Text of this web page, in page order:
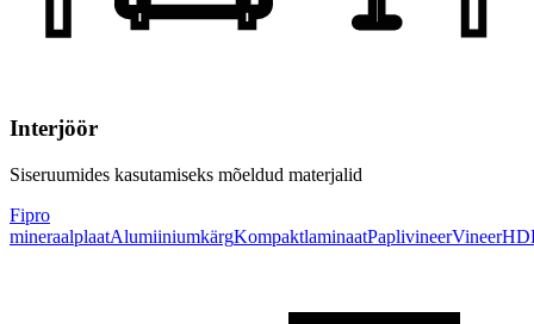
Interjöör
Siseruumides kasutamiseks mõeldud materjalid
Fipro
mineraalplaatAlumiiniumkärgKompaktlaminaatPaplivineerVineer